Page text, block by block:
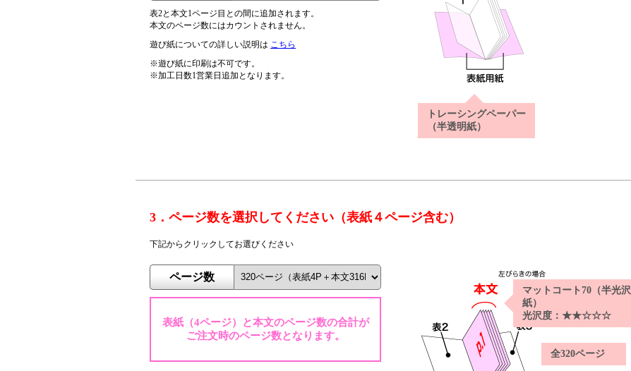
トレーシングペーパー
（半透明紙）
表2と本文1ページ目との間に追加されます。
本文のページ数にはカウントされません。
遊び紙についての詳しい説明は こちら
※遊び紙に印刷は不可です。
※加工日数1営業日追加となります。
3．ページ数を選択してください（表紙４ページ含む）
下記からクリックしてお選びください
マットコート70（半光沢
紙）
光沢度：★★☆☆☆
全320ページ
ページ数
表紙（4ページ）と本文のページ数の合計が
ご注文時のページ数となります。